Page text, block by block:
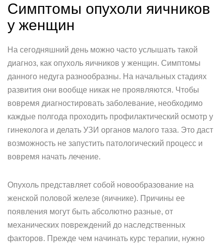
Симптомы опухоли яичников
у женщин
На сегодняшний день можно часто услышать такой
диагноз, как опухоль яичников у женщин. Симптомы
данного недуга разнообразны. На начальных стадиях
развития они вообще никак не проявляются. Чтобы
вовремя диагностировать заболевание, необходимо
каждые полгода проходить профилактический осмотр у
гинеколога и делать УЗИ органов малого таза. Это даст
возможность не запустить патологический процесс и
вовремя начать лечение.
Опухоль представляет собой новообразование на
женской половой железе (яичнике). Причины ее
появления могут быть абсолютно разные, от
механических повреждений до наследственных
факторов. Прежде чем начинать курс терапии, нужно